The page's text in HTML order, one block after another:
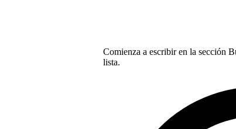
Comienza a escribir en la sección
lista.